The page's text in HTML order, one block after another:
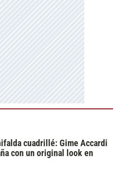
cuadrillé: Gime Accardi
con un original look en